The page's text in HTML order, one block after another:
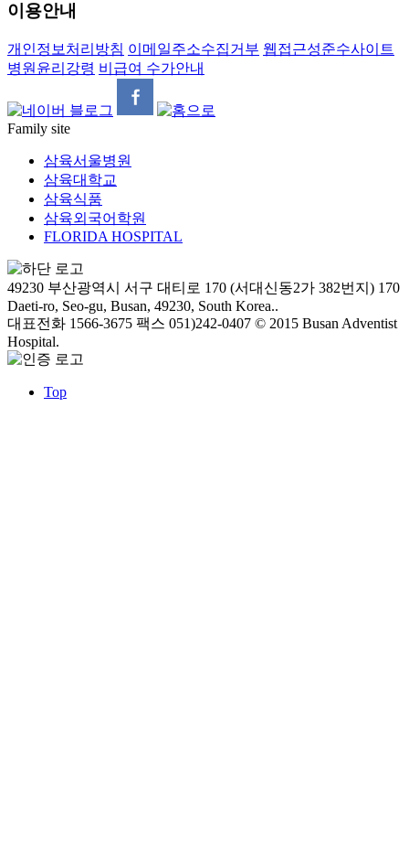
이용안내
개인정보처리방침 이메일주소수집거부 웹접근성준수사이트
병원윤리강령 비급여 수가안내
Family site
삼육서울병원
삼육대학교
삼육식품
삼육외국어학원
FLORIDA HOSPITAL
49230 부산광역시 서구 대티로 170 (서대신동2가 382번지) 170
Daeti-ro, Seo-gu, Busan, 49230, South Korea..
대표전화 1566-3675 팩스 051)242-0407 © 2015 Busan Adventist
Hospital.
Top